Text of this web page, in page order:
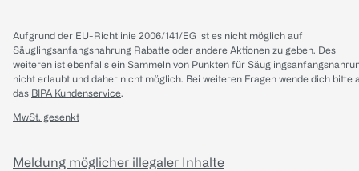
Aufgrund der EU-Richtlinie 2006/141/EG ist es nicht möglich auf
Säuglingsanfangsnahrung Rabatte oder andere Aktionen zu geben. Des
weiteren ist ebenfalls ein Sammeln von Punkten für
nicht erlaubt und daher nicht möglich. Bei weiteren Fragen wende dich bitte
das BIPA Kundenservice.
MwSt. gesenkt
Meldung möglicher illegaler Inhalte